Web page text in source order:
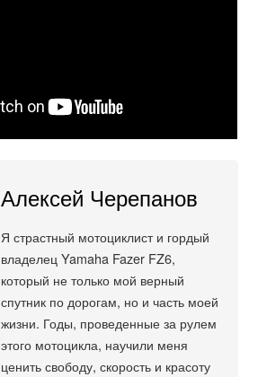
Алексей Черепанов
Я страстный мотоциклист и гордый
владелец Yamaha Fazer FZ6,
который не только мой верный
спутник по дорогам, но и часть моей
жизни. Годы, проведенные за рулем
этого мотоцикла, научили меня
ценить свободу, скорость и красоту